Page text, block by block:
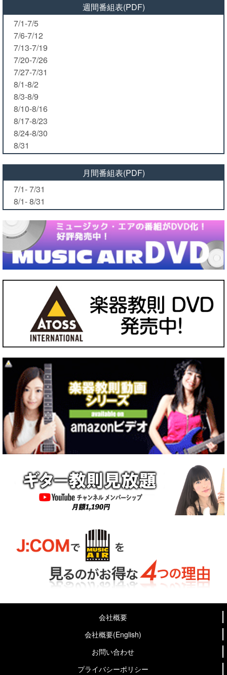
週間番組表(PDF)
7/1-7/5
7/6-7/12
7/13-7/19
7/20-7/26
7/27-7/31
8/1-8/2
8/3-8/9
8/10-8/16
8/17-8/23
8/24-8/30
8/31
月間番組表(PDF)
7/1- 7/31
8/1- 8/31
会社概要
会社概要(English)
お問い合わせ
プライバシーポリシー